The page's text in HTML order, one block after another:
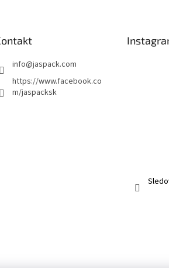
info@jaspack.com
https://www.facebook.co
m/jaspacksk